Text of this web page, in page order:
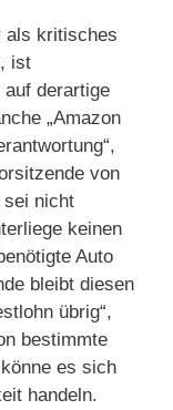
als kritisches
ist
derartige
„Amazon
von
sei nicht
keinen
Auto
bleibt diesen
übrig“,
bestimmte
es sich
handeln.